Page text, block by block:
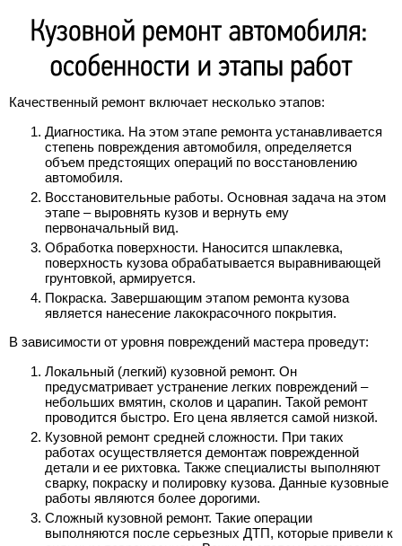
Качественный ремонт включает несколько этапов:
Диагностика. На этом этапе ремонта устанавливается
степень повреждения автомобиля, определяется
объем предстоящих операций по восстановлению
автомобиля.
Восстановительные работы. Основная задача на этом
этапе – выровнять кузов и вернуть ему
первоначальный вид.
Обработка поверхности. Наносится шпаклевка,
поверхность кузова обрабатывается выравнивающей
грунтовкой, армируется.
Покраска. Завершающим этапом ремонта кузова
является нанесение лакокрасочного покрытия.
В зависимости от уровня повреждений мастера проведут:
Локальный (легкий) кузовной ремонт. Он
предусматривает устранение легких повреждений –
небольших вмятин, сколов и царапин. Такой ремонт
проводится быстро. Его цена является самой низкой.
Кузовной ремонт средней сложности. При таких
работах осуществляется демонтаж поврежденной
детали и ее рихтовка. Также специалисты выполняют
сварку, покраску и полировку кузова. Данные кузовные
работы являются более дорогими.
Сложный кузовной ремонт. Такие операции
выполняются после серьезных ДТП, которые привели к